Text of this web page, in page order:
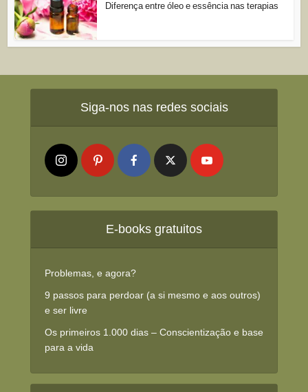
Diferença entre óleo e essência nas terapias
Siga-nos nas redes sociais
E-books gratuitos
Problemas, e agora?
9 passos para perdoar (a si mesmo e aos outros)
e ser livre
Os primeiros 1.000 dias – Conscientização e base
para a vida